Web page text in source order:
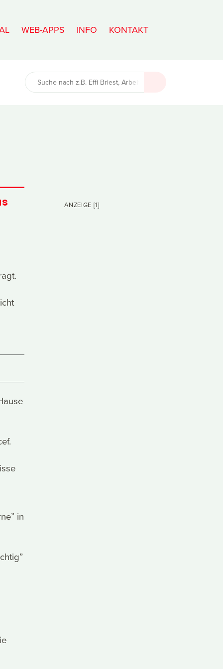
WEB-APPS INFO KONTAKT
in
ANZEIGE [1]